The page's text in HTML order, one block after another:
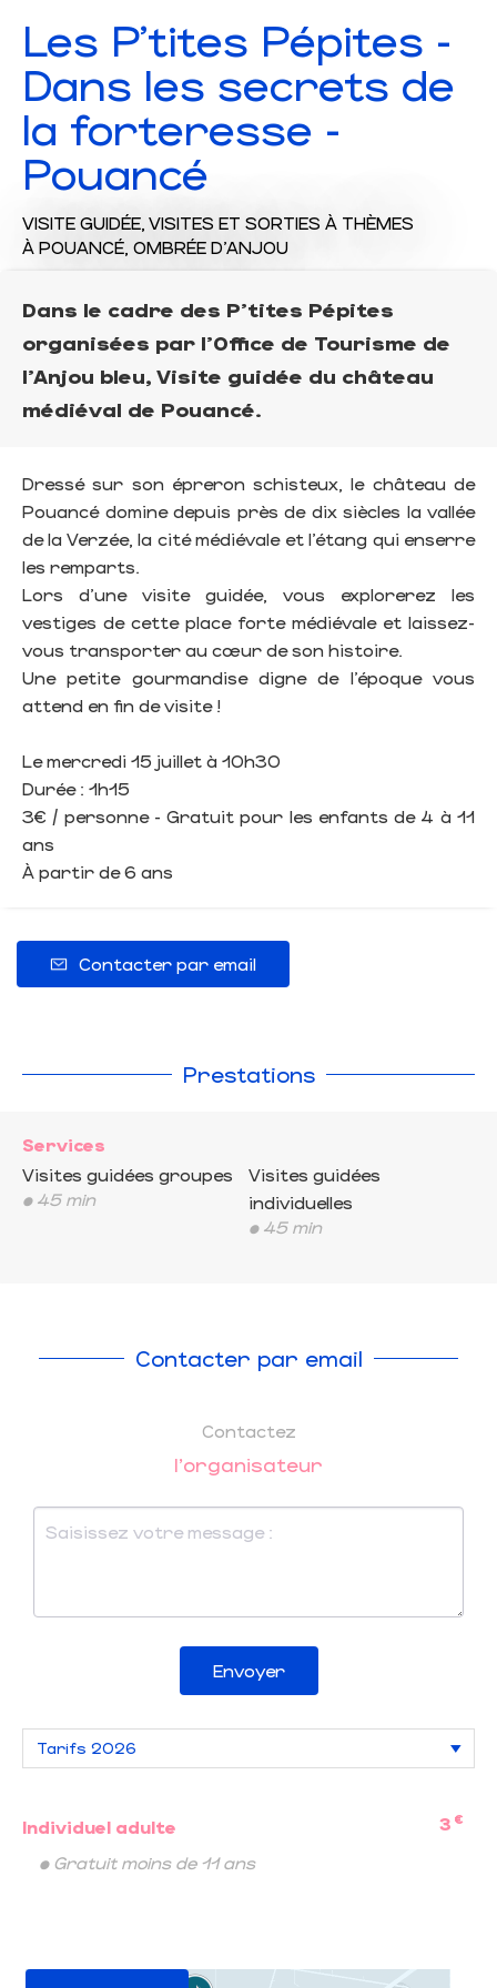
Les P'tites Pépites -
Dans les secrets de
la forteresse -
Pouancé
VISITE GUIDÉE, VISITES ET SORTIES À THÈMES
À POUANCÉ, OMBRÉE D'ANJOU
Dans le cadre des P'tites Pépites
organisées par l'Office de Tourisme de
l'Anjou bleu, Visite guidée du château
médiéval de Pouancé.
Dressé sur son épreron schisteux, le château de
Pouancé domine depuis près de dix siècles la vallée
de la Verzée, la cité médiévale et l’étang qui enserre
les remparts.
Lors d’une visite guidée, vous explorerez les
vestiges de cette place forte médiévale et laissez-
vous transporter au cœur de son histoire.
Une petite gourmandise digne de l’époque vous
attend en fin de visite !
Le mercredi 15 juillet à 10h30
Durée : 1h15
3€ / personne - Gratuit pour les enfants de 4 à 11
ans
À partir de 6 ans
Contacter par email
Prestations
Services
Visites guidées groupes
• 45 min
Visites guidées
individuelles
• 45 min
Contacter par email
Contactez
l'organisateur
Envoyer
Individuel adulte 3 €
• Gratuit moins de 11 ans